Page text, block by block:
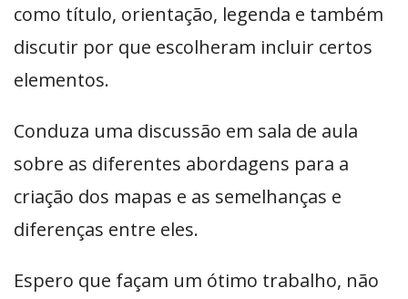
como título, orientação, legenda e também
discutir por que escolheram incluir certos
elementos.
Conduza uma discussão em sala de aula
sobre as diferentes abordagens para a
criação dos mapas e as semelhanças e
diferenças entre eles.
Espero que façam um ótimo trabalho, não